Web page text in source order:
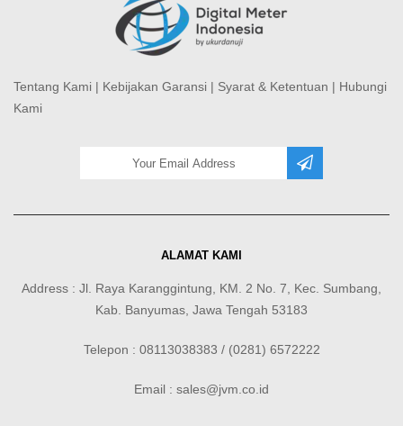
Tentang Kami | Kebijakan Garansi | Syarat & Ketentuan | Hubungi
Kami
ALAMAT KAMI
Address : Jl. Raya Karanggintung, KM. 2 No. 7, Kec. Sumbang,
Kab. Banyumas, Jawa Tengah 53183
Telepon : 08113038383 / (0281) 6572222
Email : sales@jvm.co.id